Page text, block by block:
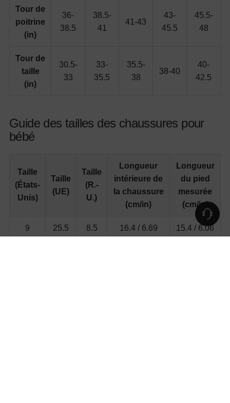
Tour de
poitrine
(in)
36-
38.5
38.5-
41
41-43
43-
45.5
45.5-
48
Tour de
taille
(in)
30.5-
33
33-
35.5
35.5-
38
38-40
40-
42.5
Guide des tailles des chaussures pour
bébé
Taille
(États-
Unis)
Taille
(UE)
Taille
(R.-
U.)
Longueur
intérieure de
la chaussure
(cm/in)
Longueur
du pied
mesurée
(cm/in)
9 25.5 8.5 16.4 / 6.69 15.4 / 6.06